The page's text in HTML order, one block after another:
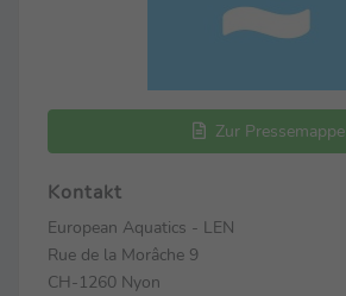
Zur Pressemappe
Kontakt
European Aquatics - LEN
Rue de la Morâche 9
CH-1260 Nyon